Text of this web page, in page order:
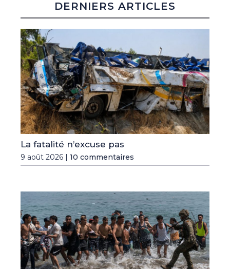
DERNIERS ARTICLES
La fatalité n’excuse pas
9 août 2026 | 10 commentaires